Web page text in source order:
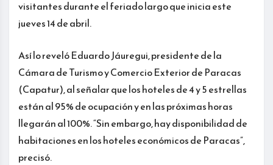
visitantes durante el feriado largo que inicia este
jueves 14 de abril.
Así lo reveló Eduardo Jáuregui, presidente de la
Cámara de Turismo y Comercio Exterior de Paracas
(Capatur), al señalar que los hoteles de 4 y 5 estrellas
están al 95% de ocupación y en las próximas horas
llegarán al 100%. “Sin embargo, hay disponibilidad de
habitaciones en los hoteles económicos de Paracas”,
precisó.